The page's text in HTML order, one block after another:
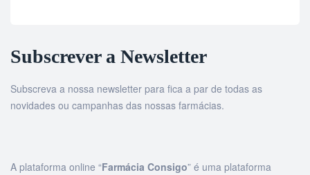
Subscrever a Newsletter
Subscreva a nossa newsletter para fica a par de todas as
novidades ou campanhas das nossas farmácias.
A plataforma online “Farmácia Consigo” é uma plataforma